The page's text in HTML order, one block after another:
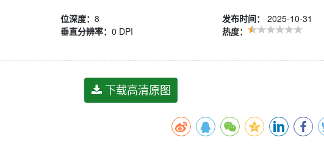
位深度：8 发布时间：
2025-10-31
垂直分辨率：0 DPI 热度：
下载高清原图